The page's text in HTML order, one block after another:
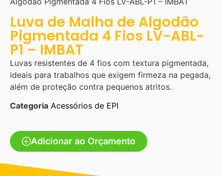
Luva de Malha de Algodão
Pigmentada 4 Fios LV-ABL-
P1 – IMBAT
Luvas resistentes de 4 fios com textura pigmentada,
ideais para trabalhos que exigem firmeza na pegada,
além de proteção contra pequenos atritos.
Categoria Acessórios de EPI
Adicionar ao Orçamento